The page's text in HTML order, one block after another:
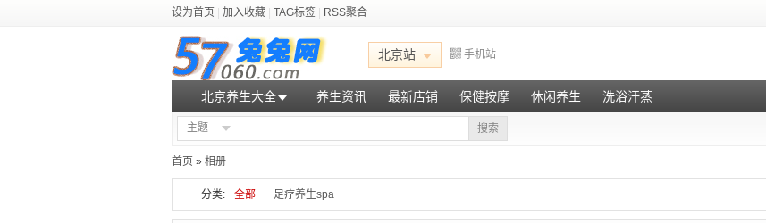
设为首页 加入收藏 TAG标签 RSS聚合
北京站 手机站
北京养生大全 养生资讯 最新店铺 保健按摩 休闲养生 洗浴汗蒸
主题 搜索
首页 » 相册
分类: 全部 足疗养生spa